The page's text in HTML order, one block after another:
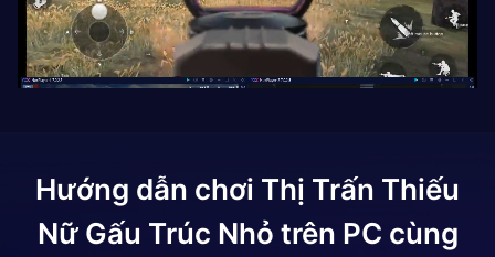
Hướng dẫn chơi Thị Trấn Thiếu
Nữ Gấu Trúc Nhỏ trên PC cùng